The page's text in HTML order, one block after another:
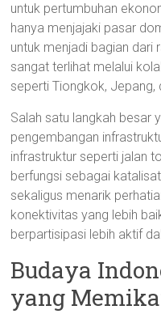
untuk pertumbuhan
hanya menjajaki pasar
untuk menjadi bagian dari
sangat terlihat melalui
seperti Tiongkok, Jepang,
Salah satu langkah besar
pengembangan
infrastruktur seperti jalan
berfungsi sebagai
sekaligus menarik
konektivitas yang lebih
berpartisipasi lebih aktif
Budaya
yang